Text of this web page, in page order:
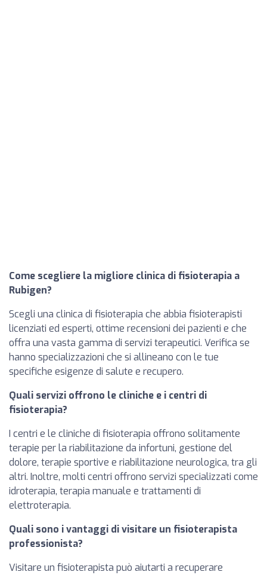
Come scegliere la migliore clinica di fisioterapia a
Rubigen?
Scegli una clinica di fisioterapia che abbia fisioterapisti
licenziati ed esperti, ottime recensioni dei pazienti e che
offra una vasta gamma di servizi terapeutici. Verifica se
hanno specializzazioni che si allineano con le tue
specifiche esigenze di salute e recupero.
Quali servizi offrono le cliniche e i centri di
fisioterapia?
I centri e le cliniche di fisioterapia offrono solitamente
terapie per la riabilitazione da infortuni, gestione del
dolore, terapie sportive e riabilitazione neurologica, tra gli
altri. Inoltre, molti centri offrono servizi specializzati come
idroterapia, terapia manuale e trattamenti di
elettroterapia.
Quali sono i vantaggi di visitare un fisioterapista
professionista?
Visitare un fisioterapista può aiutarti a recuperare